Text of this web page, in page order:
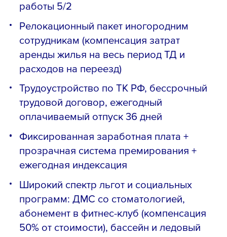
работы 5/2
Релокационный пакет иногородним
сотрудникам (компенсация затрат
аренды жилья на весь период ТД и
расходов на переезд)
Трудоустройство по ТК РФ, бессрочный
трудовой договор, ежегодный
оплачиваемый отпуск 36 дней
Фиксированная заработная плата +
прозрачная система премирования +
ежегодная индексация
Широкий спектр льгот и социальных
программ: ДМС со стоматологией,
абонемент в фитнес-клуб (компенсация
50% от стоимости), бассейн и ледовый